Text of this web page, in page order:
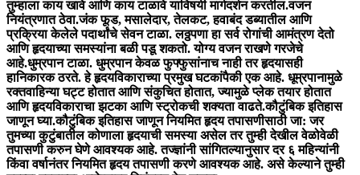
तुम्हाला काय खावे आणि काय टाळावे याविषयी मार्गदर्शन करतील.वजन
नियंत्रणात ठेवा.जंक फूड, मसालेदार, तेलकट, हवाबंद डब्यातील आणि
प्रक्रिया केलेले पदार्थांचे सेवन टाळा. लठ्ठपणा हा सर्व रोगांची आमंत्रण देतो
आणि हृदयाच्या समस्यांना बळी पडू शकतो. योग्य वजन राखणे गरजेचे
आहे.धुम्रपान टाळा. धुम्रपान केवळ फुफ्फुसांनाच नाही तर हृदयासही
हानिकारक ठरते. हे हृदयविकाराच्या प्रमुख घटकांपैकी एक आहे. धूम्रपानामुळे
रक्तवाहिन्या घट्ट होतात आणि संकुचित होतात, ज्यामुळे प्लेक तयार होतात
आणि हृदयविकाराचा झटका आणि स्ट्रोकची शक्यता वाढते.कौटुंबिक इतिहास
जाणून घ्या.कौटुंबिक इतिहास जाणून नियमित हृदय तपासणीसाठी जा: जर
तुमच्या कुटुंबातील कोणाला हृदयाची समस्या असेल तर तुम्ही देखील वेळोवेळी
तपासणी करुन घेणे आवश्यक आहे. तज्ज्ञांनी सांगितल्यानुसार दर ६ महिन्यांनी
किंवा वर्षानंतर नियमित हृदय तपासणी करणे आवश्यक आहे. असे केल्याने तुम्ही